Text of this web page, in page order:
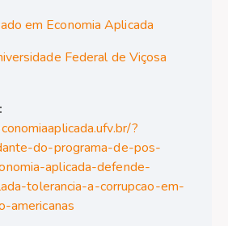
em Economia Aplicada
Federal de Viçosa
?
do-programa-de-pos-
aplicada-defende-
tolerancia-a-corrupcao-em-
americanas